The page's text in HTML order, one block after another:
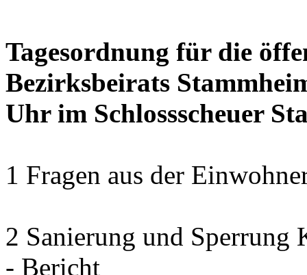
Tagesordnung für die
Bezirksbeirats
Uhr im Schlossscheuer
1 Fragen aus der
2 Sanierung und Sperrung
- Bericht